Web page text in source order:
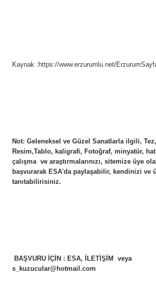
Kaynak :https://www.erzurumlu.net/
Not: Geleneksel ve Güzel Sanatlarla ilgili,
Resim,Tablo, kaligrafi, Fotoğraf, minyatür,
çalışma ve araştırmalarınızı, sitemize üye
başvurarak ESA'da paylaşabilir, kendinizi ve
tanıtabilirisiniz.
BAŞVURU İÇİN : ESA, İLETİŞİM veya
s_kuzucular@hotmail.com